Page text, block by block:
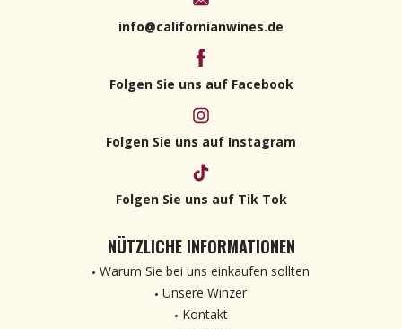
info@californianwines.de
Folgen Sie uns auf Facebook
Folgen Sie uns auf Instagram
Folgen Sie uns auf Tik Tok
NÜTZLICHE INFORMATIONEN
Warum Sie bei uns einkaufen sollten
Unsere Winzer
Kontakt